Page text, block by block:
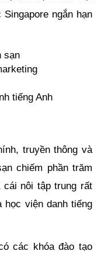
ngắn hạn
sạn
tiếng Anh
truyền thông và
chiếm phần trăm
nôi tập trung rất
học viện danh tiếng
các khóa đào tạo